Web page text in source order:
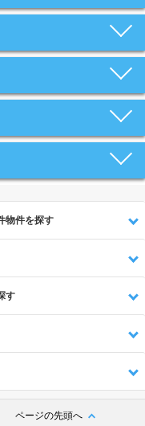
物件を探す
す
ページの先頭へ